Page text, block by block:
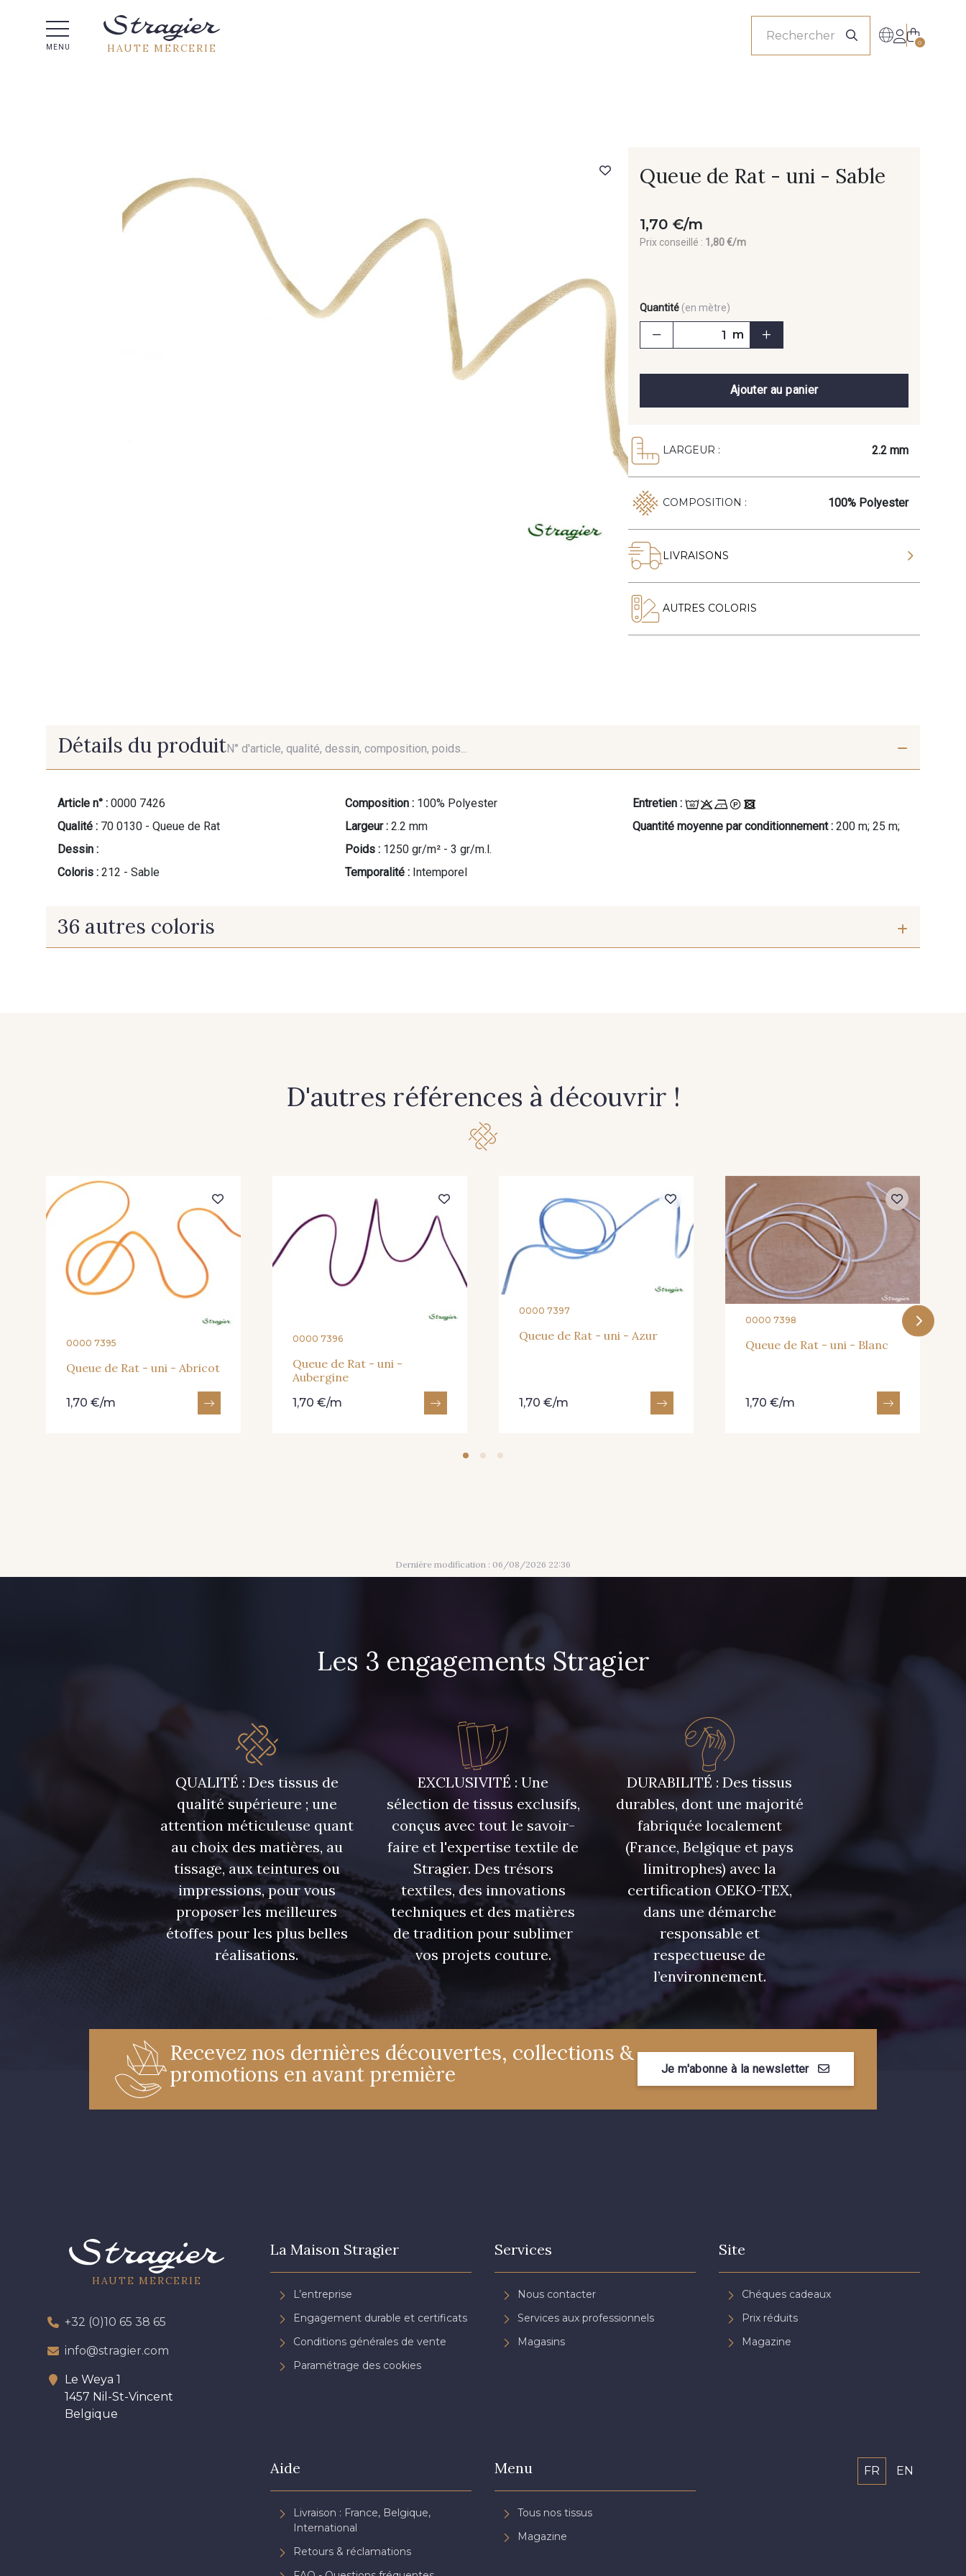
MENU HAUTE MERCERIE 0
Queue de Rat - uni - Sable
1,70 €/m
Prix conseillé : 1,80 €/m
Quantité (en mètre)
m
Ajouter au panier
LARGEUR : 2.2 mm
COMPOSITION : 100% Polyester
LIVRAISONS
AUTRES COLORIS
Détails du produitN° d'article, qualité, dessin, composition, poids...
Article n° : 0000 7426
Qualité : 70 0130 - Queue de Rat
Dessin :
Coloris : 212 - Sable
Composition : 100% Polyester
Largeur : 2.2 mm
Poids : 1250 gr/m² - 3 gr/m.l.
Temporalité : Intemporel
Entretien :
Quantité moyenne par conditionnement : 200 m; 25 m;
36 autres coloris
302 - Parme
265 - Rose clair 318 - Turquoise
306 - Vert bouteille 380 - Jaune citron 229 - Vert Golf 392 - Vert menthe 331 - Violet 275 - Rose Peche
D'autres références à découvrir !
0000 7395
Queue de Rat - uni - Abricot
1,70 €/m
0000 7396
Queue de Rat - uni -
Aubergine
1,70 €/m
0000 7397
Queue de Rat - uni - Azur
1,70 €/m
0000 7398
Queue de Rat - uni - Blanc
1,70 €/m
Dernière modification : 06/08/2026 22:36
Les 3 engagements Stragier
QUALITÉ : Des tissus de
qualité supérieure ; une
attention méticuleuse quant
au choix des matières, au
tissage, aux teintures ou
impressions, pour vous
proposer les meilleures
étoffes pour les plus belles
réalisations.
EXCLUSIVITÉ : Une
sélection de tissus exclusifs,
conçus avec tout le savoir-
faire et l'expertise textile de
Stragier. Des trésors
textiles, des innovations
techniques et des matières
de tradition pour sublimer
vos projets couture.
DURABILITÉ : Des tissus
durables, dont une majorité
fabriquée localement
(France, Belgique et pays
limitrophes) avec la
certification OEKO-TEX,
dans une démarche
responsable et
respectueuse de
l’environnement.
Recevez nos dernières découvertes, collections &
promotions en avant première
Je m'abonne à la newsletter
HAUTE MERCERIE
+32 (0)10 65 38 65
info@stragier.com
Le Weya 1
1457 Nil-St-Vincent
Belgique
La Maison Stragier
L’entreprise
Engagement durable et certificats
Conditions générales de vente
Paramétrage des cookies
Services
Nous contacter
Services aux professionnels
Magasins
Site
Chéques cadeaux
Prix réduits
Magazine
Aide
Livraison : France, Belgique,
International
Retours & réclamations
Menu
Tous nos tissus
Magazine
FR EN